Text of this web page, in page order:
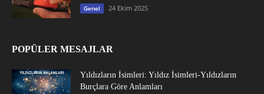
Genel 24 Ekim 2025
POPÜLER MESAJLAR
Yıldızların İsimleri: Yıldız İsimleri-Yıldızların
Burçlara Göre Anlamları